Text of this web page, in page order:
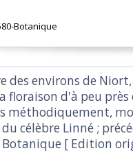
Botanique‎
des environs de
d'à peu près
méthodiquement,
célèbre Linné ;
[ Edition